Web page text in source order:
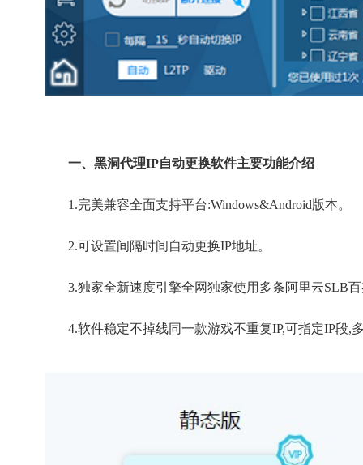
一、黑洞代理IP自动更换软件主要功能介绍
1.完美兼容全面支持平台:Windows&Android版本。
2.可设置间隔时间自动更换IP地址。
3.独家全新速度引擎全网独家使用多条阿里云SLB百
4.软件稳定不掉线同一款游戏不重复IP,可指定IP段,